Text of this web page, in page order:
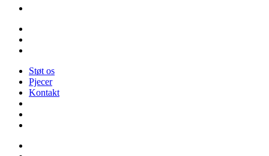
Støt os
Pjecer
Kontakt